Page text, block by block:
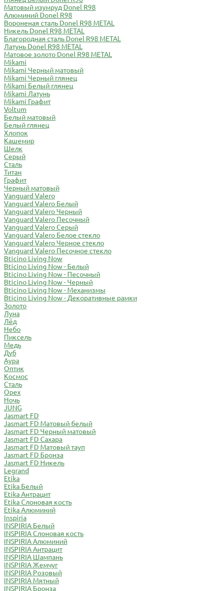
Матовый изумруд Donel R98
Алюминий Donel R98
Вороненая сталь Donel R98 METAL
Никель Donel R98 METAL
Благородная сталь Donel R98 METAL
Латунь Donel R98 METAL
Матовое золото Donel R98 METAL
Mikami
Mikami Черный матовый
Mikami Черный глянец
Mikami Белый глянец
Mikami Латунь
Mikami Графит
Voltum
Белый матовый
Белый глянец
Хлопок
Кашемир
Шелк
Серый
Сталь
Титан
Графит
Черный матовый
Vanguard Valero
Vanguard Valero Белый
Vanguard Valero Черный
Vanguard Valero Песочный
Vanguard Valero Серый
Vanguard Valero Белое стекло
Vanguard Valero Черное стекло
Vanguard Valero Песочное стекло
Bticino Living Now
Bticino Living Now - Белый
Bticino Living Now - Песочный
Bticino Living Now - Черный
Bticino Living Now - Механизмы
Bticino Living Now - Декоративные рамки
Золото
Луна
Лёд
Небо
Пиксель
Медь
Дуб
Аура
Оптик
Космос
Сталь
Орех
Ночь
JUNG
Jasmart FD
Jasmart FD Матовый белый
Jasmart FD Черный матовый
Jasmart FD Сахара
Jasmart FD Матовый тауп
Jasmart FD Бронза
Jasmart FD Никель
Legrand
Etika
Etika Белый
Etika Антрацит
Etika Слоновая кость
Etika Алюминий
Inspiria
INSPIRIA Белый
INSPIRIA Слоновая кость
INSPIRIA Алюминий
INSPIRIA Антрацит
INSPIRIA Шампань
INSPIRIA Жемчуг
INSPIRIA Розовый
INSPIRIA Мятный
INSPIRIA Бронза